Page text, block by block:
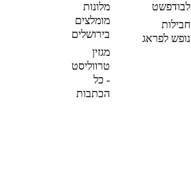
לבודפשט
חבילות
נופש לפראג
מלונות
מומלצים
בירושלים
מגזין
טרווליסט
- כל
הכתבות